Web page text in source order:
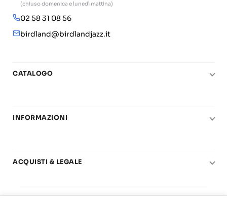
(chiuso domenica e lunedì mattina)
02 58 31 08 56
birdland@birdlandjazz.it
CATALOGO
Chitarra
Basi play-along
INFORMAZIONI
Carta del Docente
ACQUISTI & LEGALE